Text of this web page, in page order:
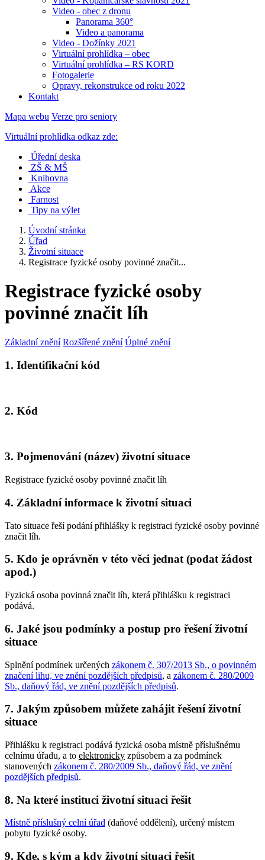
Video - obec z dronu
Panorama 360°
Video a panorama
Video - Dožínky 2021
Virtuální prohlídka – obec
Virtuální prohlídka – RS KORD
Fotogalerie
Opravy, rekonstrukce od roku 2022
Kontakt
Mapa webu Verze pro seniory
Virtuální prohlídka odkaz zde:
Úřední deska
ZŠ & MŠ
Knihovna
Akce
Farnost
Tipy na výlet
Úvodní stránka
Úřad
Životní situace
Registrace fyzické osoby povinné značit...
Registrace fyzické osoby
povinné značit líh
Základní znění Rozšířené znění Úplné znění
1. Identifikační kód
2. Kód
3. Pojmenování (název) životní situace
Registrace fyzické osoby povinné značit líh
4. Základní informace k životní situaci
Tato situace řeší podání přihlášky k registraci fyzické osoby povinné
značit líh.
5. Kdo je oprávněn v této věci jednat (podat žádost
apod.)
Fyzická osoba povinná značit líh, která přihlášku k registraci
podává.
6. Jaké jsou podmínky a postup pro řešení životní
situace
Splnění podmínek určených zákonem č. 307/2013 Sb., o povinném
značení lihu, ve znění pozdějších předpisů, a zákonem č. 280/2009
Sb., daňový řád, ve znění pozdějších předpisů.
7. Jakým způsobem můžete zahájit řešení životní
situace
Přihlášku k registraci podává fyzická osoba místně příslušnému
celnímu úřadu, a to elektronicky způsobem a za podmínek
stanovených zákonem č. 280/2009 Sb., daňový řád, ve znění
pozdějších předpisů.
8. Na které instituci životní situaci řešit
Místně příslušný celní úřad (daňové oddělení), určený místem
pobytu fyzické osoby.
9. Kde, s kým a kdy životní situaci řešit